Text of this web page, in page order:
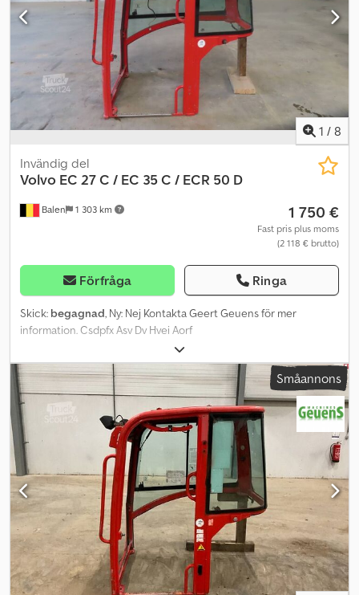
Vedelago (Treviso)
1 / 8
Balen 1 303 km
Invändig del
Volvo EC 27 C / EC 35 C / ECR 50 D
1 750 €
Fast pris plus moms
(2 118 € brutto)
Förfråga Ringa
Skick: begagnad, Ny: Nej Kontakta Geert Geuens för mer
information. Csdpfx Asv Dv Hvei Aorf
Småannons